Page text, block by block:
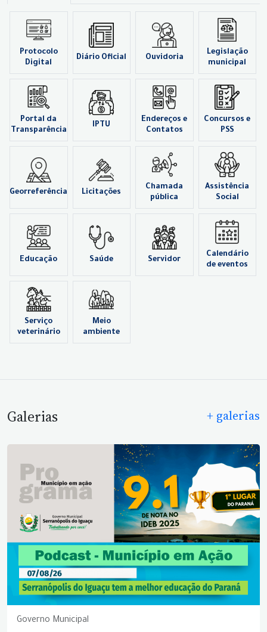
Protocolo
Digital
Diário Oficial Ouvidoria
Legislação
municipal
Portal da
Transparência
IPTU
Endereços e
Contatos
Concursos e
PSS
Georreferência Licitações
Chamada
pública
Assistência
Social
Educação Saúde Servidor
Calendário
de eventos
Serviço
veterinário
Meio
ambiente
Galerias + galerias
Governo Municipal